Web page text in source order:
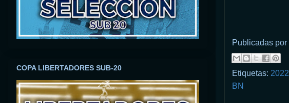
Publicadas por
Etiquetas: 2022
BN
COPA LIBERTADORES SUB-20